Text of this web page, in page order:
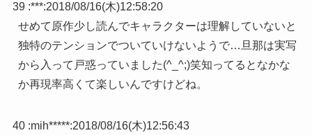
39 :***:2018/08/16(木)12:58:20
せめて原作少し読んでキャラクターは理解していないと
独特のテンションでついていけないようで…旦那は実写
から入って戸惑っていました(^_^;)笑知ってるとなかな
か再現率高くて楽しいんですけどね。
40 :mih*****:2018/08/16(木)12:56:43